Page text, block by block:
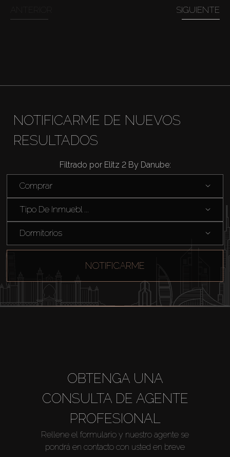
Agentes
SIGUIENTE
NOTIFICARME DE NUEVOS
RESULTADOS
Filtrado por Elitz 2 By Danube:
Comprar
Tipo De Inmuebl ...
Dormitorios
NOTIFICARME
OBTENGA UNA
CONSULTA DE AGENTE
PROFESIONAL
Rellene el formulario y nuestro agente se
pondrá en contacto con usted en breve